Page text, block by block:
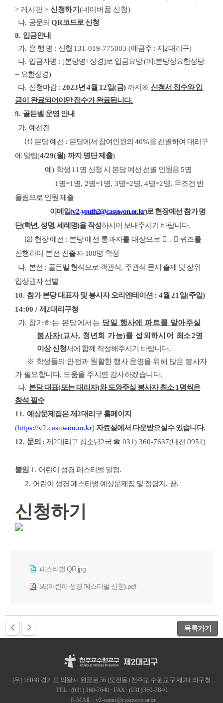
> 게시판> 신청하기 (네이버폼 신청)
나. 공문의 QR코드로 신청
8. 입금안내
가. 은 행 명 : 신협 131-019-775003 (예금주 : 제 2대리구)
나. 입금자명 : [본당명+성경]로 입금요망(예 :분당성요한성당
= 요한성경)
다. 신청마감: 2023년 4월 12일(금) 까지 ※ 신청서 접수와 입
금이 완료되어야만 접수가 완료됩니다.
9. 골든벨 운영 안내
가. 예선전
⑴ 본당 예선 : 본당에서 참여인원의 40%를 선별하여 대리구
에 알림(4/29(월) 까지 명단 제출)
예 ) 학생 11 명 신청 시 본당 예선 선별 인원은 5명
1 명=1 명, 2명=1 명, 3명=2명, 4명=2명, 무조건 반
올림으로 인원 제출
이메일(v2-youth2@casuwon.or.kr)로 현장예선 참가 명
단(학년,성명,세례명)을작성하시어 보내주시기 바랍니다.
⑵ 현장 예선 : 본당 예선 통과자를 대상으로 ⃝ ․ ✕ 퀴즈를
진행하여 본선 진출자 100명 확정
나. 본선 : 골든벨 형식으로 객관식, 주관식 문제 출제 및 상위
입상권자 선별
10. 참가 본당 대표자 및 봉사자 오리엔테이션 : 4월 21 일(주일)
14:00 /제 2대리구청
가. 참가하는 본당에서는 당일 행사에 파트를 맡아주실
봉사자(교사, 청년회 가능)를 섭외하시어 최소2명
이상 신청서에 함께 작성해주시기 바랍니다.
※ 학생들의 안전과 원활한 행사 운영을 위해 많은 봉사자
가 필요합니다. 도움을 주시면 감사하겠습니다.
나. 본당 대표(또는 대리자)와 도와주실 봉사자 최소1 명씩은
참석 필수
11. 예상문제집은 제 2대리구 홈페이지
(https://v2.casuwon.or.kr)자료실에서 다운받으실수 있습니다.
12. 문의 : 제 2대리구 청소년2국 ☎ 031) 360-7637(내선 0951)
붙임 1. 어린이 성경 페스티벌 일정.
2. 어린이 성경 페스티벌 예상문제집 및 정답지 . 끝.
신청하기
페스티벌 QR.jpg
55(어린이 성경 페스티벌 신청).pdf
목록가기
(우) 16048 경기도 의왕시 원골로 56 (오전동) 천주교 수원교구 제2대리구청
TEL : (031) 360-7640 · FAX : (031) 360-7840
· E-MAIL : v2-samu@casuwon.or.kr